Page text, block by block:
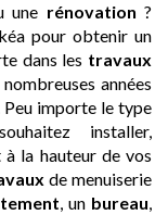
une rénovation ?
pour obtenir un
dans les travaux
années
Peu importe le type
installer,
la hauteur de vos
de menuiserie
, un bureau,